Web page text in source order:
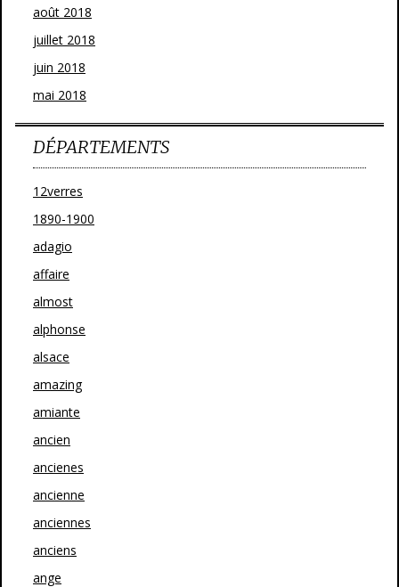
août 2018
juillet 2018
juin 2018
mai 2018
DÉPARTEMENTS
12verres
1890-1900
adagio
affaire
almost
alphonse
alsace
amazing
amiante
ancien
ancienes
ancienne
anciennes
anciens
ange